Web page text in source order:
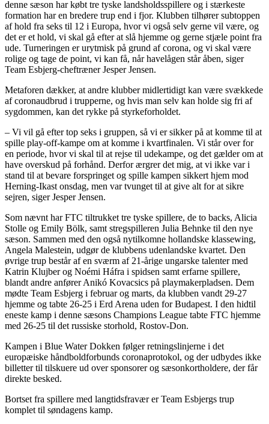
denne sæson har købt tre tyske landsholdsspillere og i stærkeste
formation har en bredere trup end i fjor. Klubben tilhører subtoppen
af hold fra seks til 12 i Europa, hvor vi også selv gerne vil være, og
det er et hold, vi skal gå efter at slå hjemme og gerne stjæle point fra
ude. Turneringen er urytmisk på grund af corona, og vi skal være
rolige og tage de point, vi kan få, når havelågen står åben, siger
Team Esbjerg-cheftræner Jesper Jensen.
Metaforen dækker, at andre klubber midlertidigt kan være svækkede
af coronaudbrud i trupperne, og hvis man selv kan holde sig fri af
sygdommen, kan det rykke på styrkeforholdet.
– Vi vil gå efter top seks i gruppen, så vi er sikker på at komme til at
spille play-off-kampe om at komme i kvartfinalen. Vi står over for
en periode, hvor vi skal til at rejse til udekampe, og det gælder om at
have overskud på forhånd. Derfor ærgrer det mig, at vi ikke var i
stand til at bevare forspringet og spille kampen sikkert hjem mod
Herning-Ikast onsdag, men var tvunget til at give alt for at sikre
sejren, siger Jesper Jensen.
Som nævnt har FTC tiltrukket tre tyske spillere, de to backs, Alicia
Stolle og Emily Bölk, samt stregspilleren Julia Behnke til den nye
sæson. Sammen med den også nytilkomne hollandske klassewing,
Angela Malestein, udgør de klubbens udenlandske kvartet. Den
øvrige trup består af en sværm af 21-årige ungarske talenter med
Katrin Klujber og Noémi Háfra i spidsen samt erfarne spillere,
blandt andre anfører Anikó Kovacsics på playmakerpladsen. Dem
mødte Team Esbjerg i februar og marts, da klubben vandt 29-27
hjemme og tabte 26-25 i Erd Arena uden for Budapest. I den hidtil
eneste kamp i denne sæsons Champions League tabte FTC hjemme
med 26-25 til det russiske storhold, Rostov-Don.
Kampen i Blue Water Dokken følger retningslinjerne i det
europæiske håndboldforbunds coronaprotokol, og der udbydes ikke
billetter til tilskuere ud over sponsorer og sæsonkortholdere, der får
direkte besked.
Bortset fra spillere med langtidsfravær er Team Esbjergs trup
komplet til søndagens kamp.